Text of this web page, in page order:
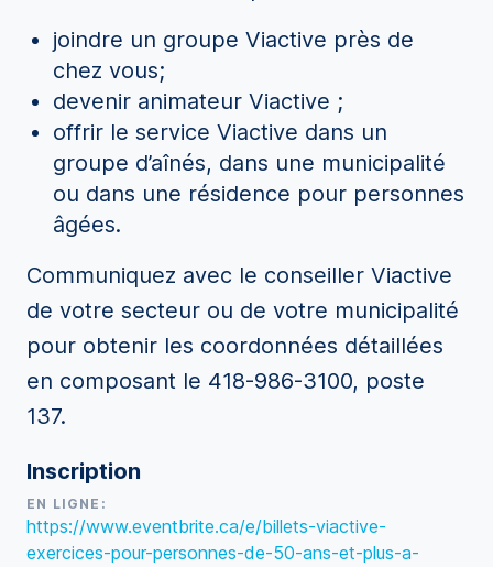
joindre un groupe Viactive près de
chez vous;
devenir animateur Viactive ;
offrir le service Viactive dans un
groupe d’aînés, dans une municipalité
ou dans une résidence pour personnes
âgées.
Communiquez avec le conseiller Viactive
de votre secteur ou de votre municipalité
pour obtenir les coordonnées détaillées
en composant le 418-986-3100, poste
137.
Inscription
EN LIGNE:
https://www.eventbrite.ca/e/billets-viactive-
exercices-pour-personnes-de-50-ans-et-plus-a-